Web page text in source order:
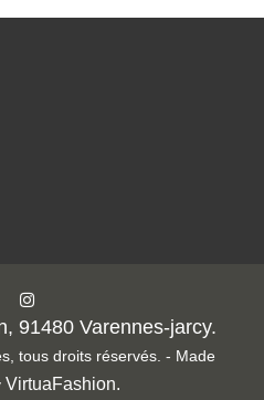
91480 Varennes-jarcy.
tous droits réservés. - Made
VirtuaFashion.